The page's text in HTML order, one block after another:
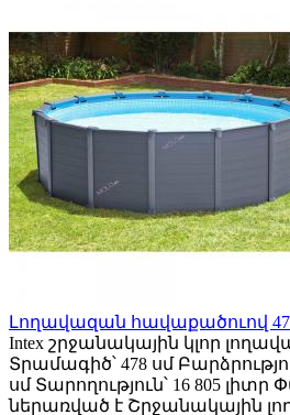
Լողավազան հավաքածուով
Intex շրջանակային կլոր
Տրամագիծ՝ 478 սմ
սմ Տարողություն՝ 16 805 լիտր
ներառված է Շրջանակային